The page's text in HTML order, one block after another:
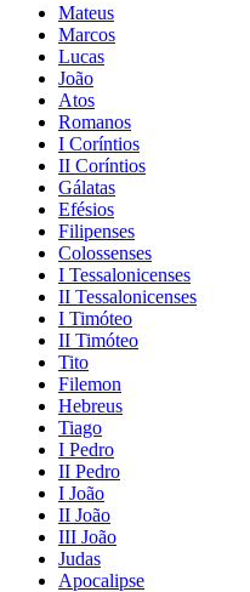
Mateus
Marcos
Lucas
João
Atos
Romanos
I Coríntios
II Coríntios
Gálatas
Efésios
Filipenses
Colossenses
I Tessalonicenses
II Tessalonicenses
I Timóteo
II Timóteo
Tito
Filemon
Hebreus
Tiago
I Pedro
II Pedro
I João
II João
III João
Judas
Apocalipse